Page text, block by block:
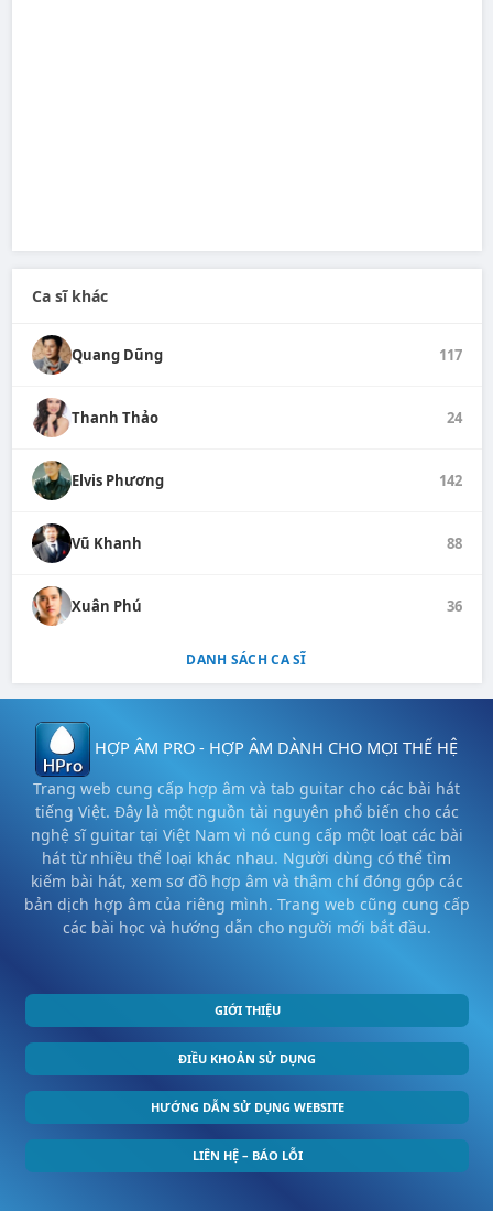
Ca sĩ khác
Quang Dũng 117
Thanh Thảo 24
Elvis Phương 142
Vũ Khanh 88
Xuân Phú 36
DANH SÁCH CA SĨ
HỢP ÂM PRO - HỢP ÂM DÀNH CHO MỌI THẾ HỆ
Trang web cung cấp hợp âm và tab guitar cho các bài hát
tiếng Việt. Đây là một nguồn tài nguyên phổ biến cho các
nghệ sĩ guitar tại Việt Nam vì nó cung cấp một loạt các bài
hát từ nhiều thể loại khác nhau. Người dùng có thể tìm
kiếm bài hát, xem sơ đồ hợp âm và thậm chí đóng góp các
bản dịch hợp âm của riêng mình. Trang web cũng cung cấp
các bài học và hướng dẫn cho người mới bắt đầu.
GIỚI THIỆU
ĐIỀU KHOẢN SỬ DỤNG
HƯỚNG DẪN SỬ DỤNG WEBSITE
LIÊN HỆ – BÁO LỖI